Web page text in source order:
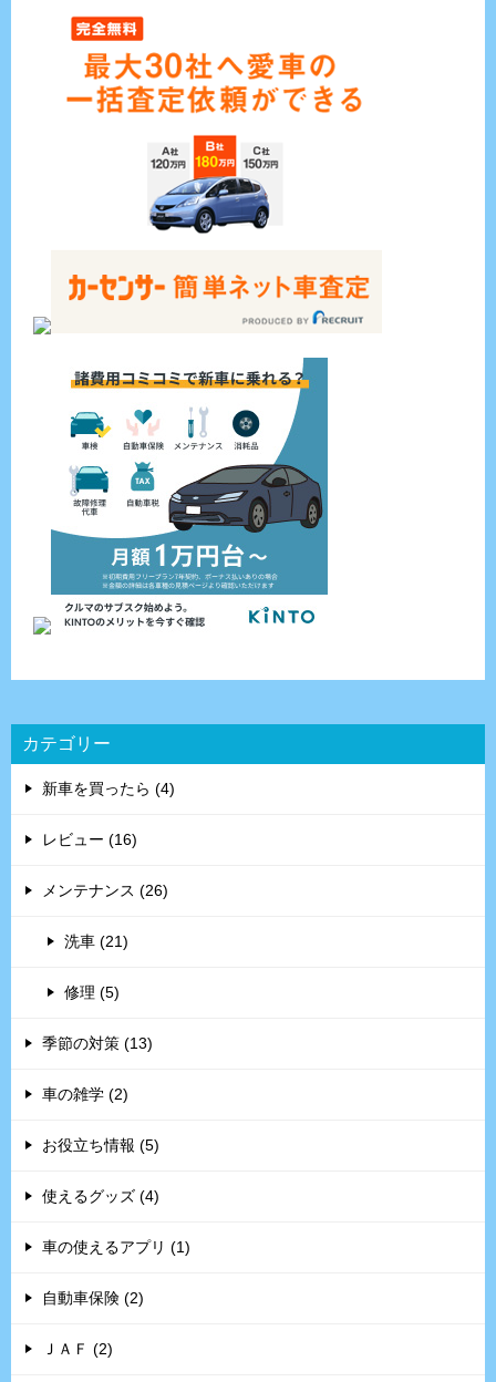
カテゴリー
新車を買ったら (4)
レビュー (16)
メンテナンス (26)
洗車 (21)
修理 (5)
季節の対策 (13)
車の雑学 (2)
お役立ち情報 (5)
使えるグッズ (4)
車の使えるアプリ (1)
自動車保険 (2)
ＪＡＦ (2)